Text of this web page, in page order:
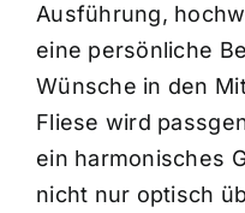
Ausführung,
eine persönliche
Wünsche in den
Fliese wird
ein harmonisches
nicht nur optisch